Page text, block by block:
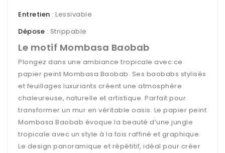
Entretien : Lessivable
Dépose : Strippable
Le motif Mombasa Baobab
Plongez dans une ambiance tropicale avec ce
papier peint Mombasa Baobab. Ses baobabs stylisés
et feuillages luxuriants créent une atmosphère
chaleureuse, naturelle et artistique. Parfait pour
transformer un mur en véritable oasis. Le papier peint
Mombasa Baobab évoque la beauté d’une jungle
tropicale avec un style à la fois raffiné et graphique.
Le design panoramique et répétitif, idéal pour créer